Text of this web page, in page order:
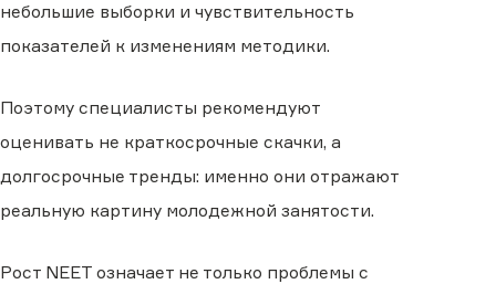
небольшие выборки и чувствительность
показателей к изменениям методики.
Поэтому специалисты рекомендуют
оценивать не краткосрочные скачки, а
долгосрочные тренды: именно они отражают
реальную картину молодежной занятости.
Рост NEET означает не только проблемы с